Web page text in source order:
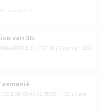
30 januari 2022
van 3G
TESTEN 25 januari 2022
COVID-19, TESTEN
22 januari